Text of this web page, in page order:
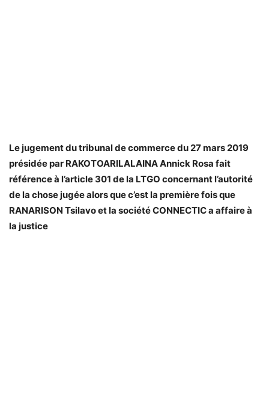
Le jugement du tribunal de commerce du 27 mars 2019
présidée par RAKOTOARILALAINA Annick Rosa fait
référence à l’article 301 de la LTGO concernant l’autorité
de la chose jugée alors que c’est la première fois que
RANARISON Tsilavo et la société CONNECTIC a affaire à
la justice